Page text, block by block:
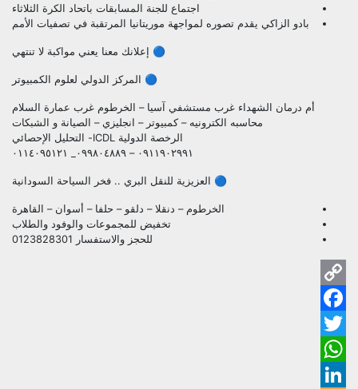
اجتماع للجنة المسابقات باتحاد الكرة الثلاثاء
بادو الزاكي يقدم تصوره لمواجهة موريتانيا المرتقبة في تصفيات الأمم
🔵 إعلانك معنا يعني مواكبة لا تنتهي
🔵 المركز الدولي لعلوم الكمبيوتر
أم درمان الشهداء غرب مستشفي آسيا – الخرطوم غرب عمارة السلام
محاسبه الكترونيه – كمبيوتر – انجليزي – الصيانة و الشبكات
الرخصة الدولية ICDL- التحليل الإحصائي
٠٩١١٩٠٢٩٩١ – ٠٩٩٨٠٤٨٨٩_ ٠١١٤٠٩٥١٢١
🔵 العزيزية للنقل البري .. فخر السياحة السودانية
الخرطوم – دنقلا – دلقو – حلفا – أسوان – القاهرة
تخفيض للمجموعات والوفود والطلاب
للحجز والاستفسار 0123828301